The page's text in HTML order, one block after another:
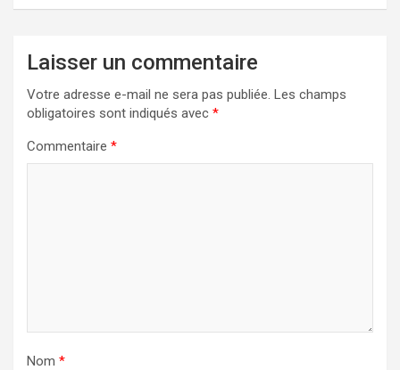
Laisser un commentaire
Votre adresse e-mail ne sera pas publiée. Les champs
obligatoires sont indiqués avec *
Commentaire *
Nom *